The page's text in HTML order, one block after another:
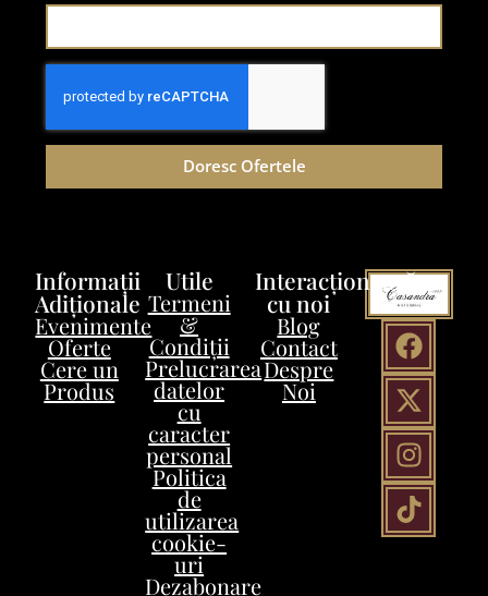
Doresc Ofertele
Interacționează
cu noi
Blog
Contact
Despre
Noi
Utile
Termeni
&
Condiții
Prelucrarea
datelor
cu
caracter
personal
Politica
de
utilizarea
cookie-
uri
Dezabonare
Informații
Adiționale
Evenimente
Oferte
Cere un
Produs